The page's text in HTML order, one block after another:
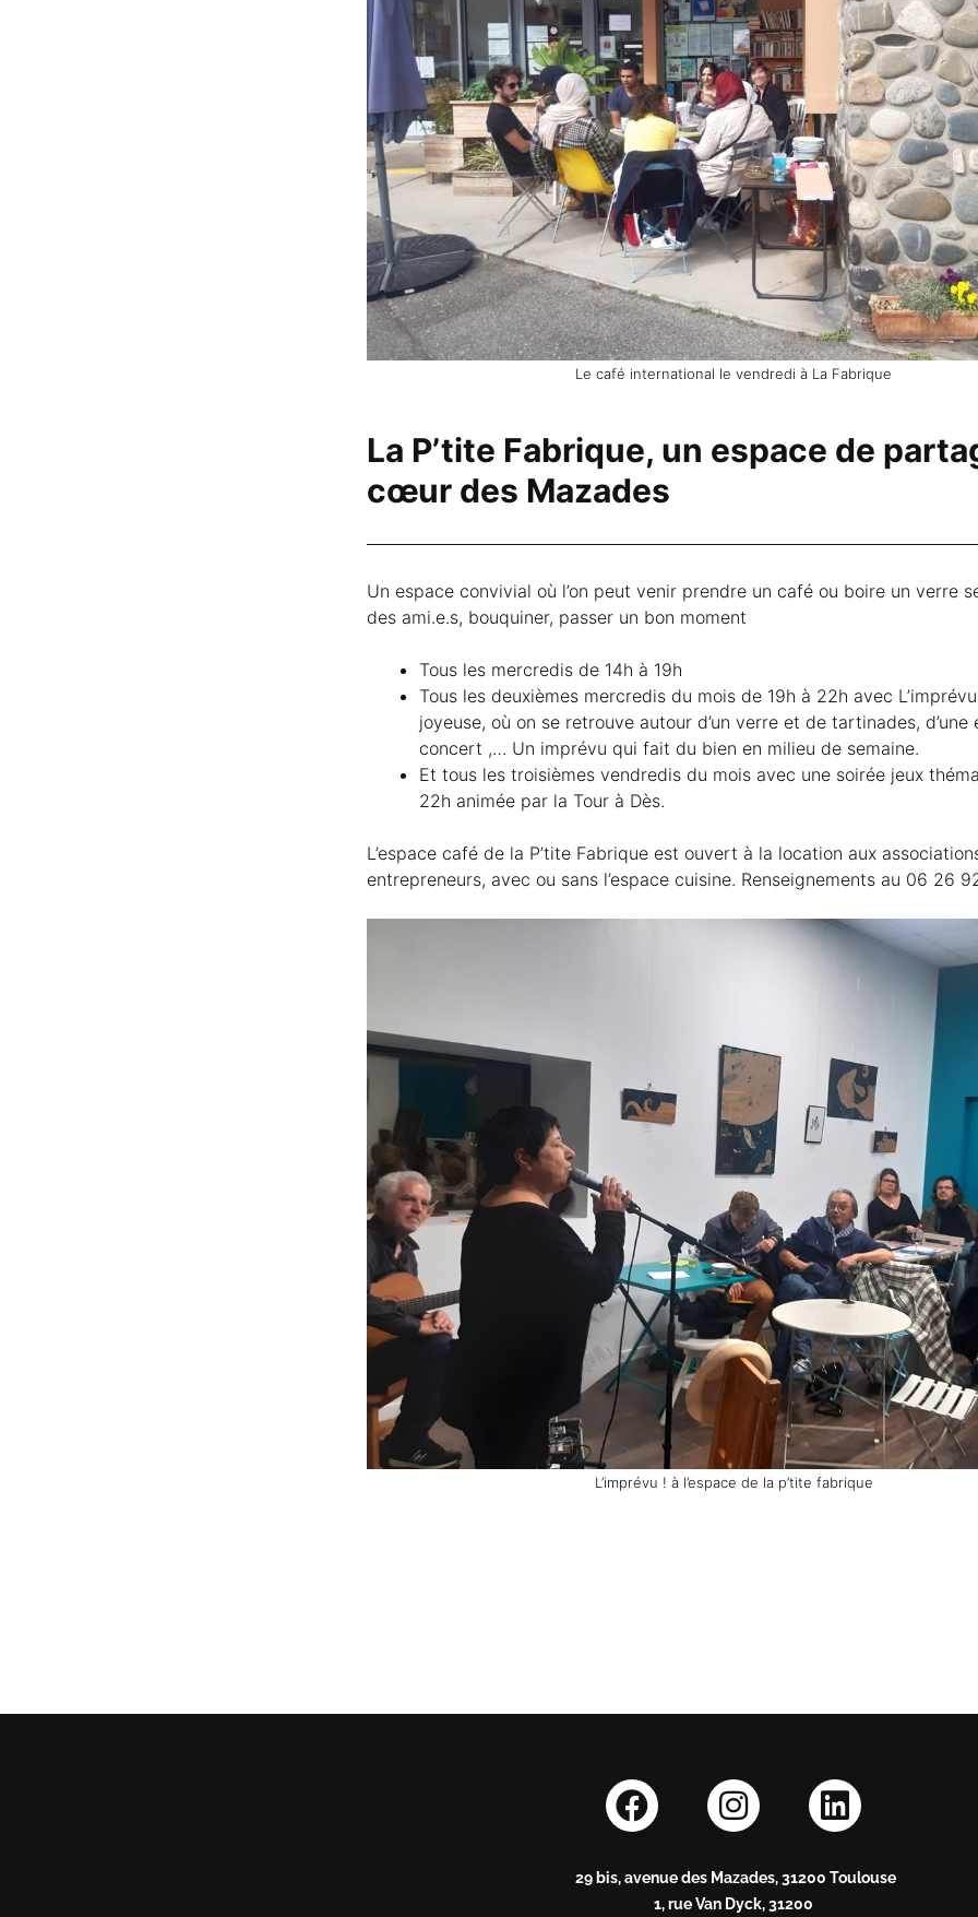
Le café international le vendredi à La Fabrique
La P’tite Fabrique, un espace de
cœur des Mazades
Un espace convivial où l’on peut venir prendre un café ou boire un verre
des ami.e.s, bouquiner, passer un bon moment
Tous les mercredis de 14h à 19h
Tous les deuxièmes mercredis du mois de 19h à 22h avec
joyeuse, où on se retrouve autour d’un verre et de tartinades, d’une
concert ,… Un imprévu qui fait du bien en milieu de semaine.
Et tous les troisièmes vendredis du mois avec une soirée jeux
22h animée par la Tour à Dès.
L’espace café de la P’tite Fabrique est ouvert à la location aux
entrepreneurs, avec ou sans l’espace cuisine. Renseignements au 06 26
L’imprévu ! à l’espace de la p’tite fabrique
29 bis, avenue des Mazades, 31200 Toulouse
1, rue Van Dyck, 31200